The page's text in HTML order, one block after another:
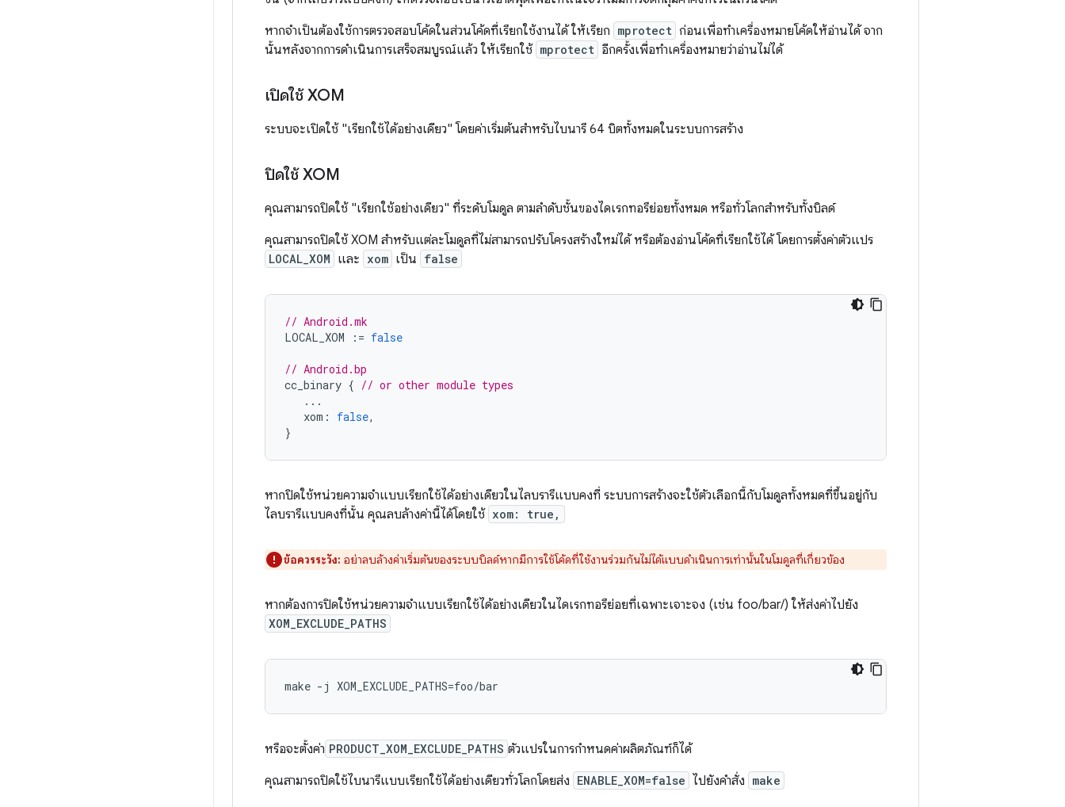
หากจำเป็นต้องใช้การตรวจสอบโค้ดในส่วนโค้ดที่เรียกใช้งานได้ ให้เรียก mprotect ก่อนเพื่อทําเครื่องหมายโค้ดให้อ่านได้ จาก
นั้นหลังจากการดำเนินการเสร็จสมบูรณ์แล้ว ให้เรียกใช้ mprotect อีกครั้งเพื่อทําเครื่องหมายว่าอ่านไม่ได้
เปิดใช้ XOM
ระบบจะเปิดใช้ "เรียกใช้ได้อย่างเดียว" โดยค่าเริ่มต้นสำหรับไบนารี 64 บิตทั้งหมดในระบบการสร้าง
ปิดใช้ XOM
คุณสามารถปิดใช้ "เรียกใช้อย่างเดียว" ที่ระดับโมดูล ตามลําดับชั้นของไดเรกทอรีย่อยทั้งหมด หรือทั่วโลกสําหรับทั้งบิลด์
คุณสามารถปิดใช้ XOM สำหรับแต่ละโมดูลที่ไม่สามารถปรับโครงสร้างใหม่ได้ หรือต้องอ่านโค้ดที่เรียกใช้ได้ โดยการตั้งค่าตัวแปร
LOCAL_XOM และ xom เป็น false
// Android.mk
LOCAL_XOM
:= false
// Android.bp
cc_binary { // or other module types
...
xom : false,
}
หากปิดใช้หน่วยความจำแบบเรียกใช้ได้อย่างเดียวในไลบรารีแบบคงที่ ระบบการสร้างจะใช้ตัวเลือกนี้กับโมดูลทั้งหมดที่ขึ้นอยู่กับ
ไลบรารีแบบคงที่นั้น คุณลบล้างค่านี้ได้โดยใช้ xom: true,
ข้อควรระวัง: อย่าลบล้างค่าเริ่มต้นของระบบบิลด์หากมีการใช้โค้ดที่ใช้งานร่วมกันไม่ได้แบบดำเนินการเท่านั้นในโมดูลที่เกี่ยวข้อง
หากต้องการปิดใช้หน่วยความจำแบบเรียกใช้ได้อย่างเดียวในไดเรกทอรีย่อยที่เฉพาะเจาะจง (เช่น foo/bar/) ให้ส่งค่าไปยัง
XOM_EXCLUDE_PATHS
make -j XOM_EXCLUDE_PATHS=foo/bar
หรือจะตั้งค่า PRODUCT_XOM_EXCLUDE_PATHS ตัวแปรในการกําหนดค่าผลิตภัณฑ์ก็ได้
คุณสามารถปิดใช้ไบนารีแบบเรียกใช้ได้อย่างเดียวทั่วโลกโดยส่ง ENABLE_XOM=false ไปยังคําสั่ง make